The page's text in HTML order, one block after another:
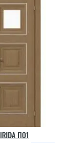
IRIDA ПО1